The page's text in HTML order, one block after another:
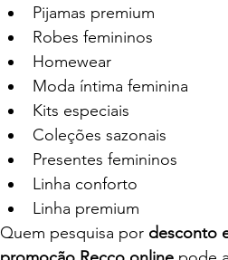
Pijamas premium
Robes femininos
Homewear
Moda íntima feminina
Kits especiais
Coleções sazonais
Presentes femininos
Linha conforto
Linha premium
Quem pesquisa por desconto